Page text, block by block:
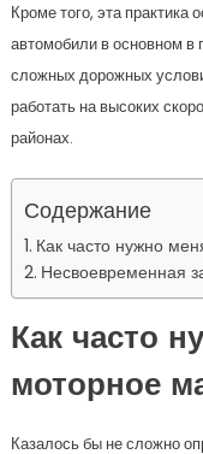
Кроме того, эта практика
автомобили в основном в
сложных дорожных
работать на высоких
районах.
Содержание
Как часто нужно
Несвоевременная
Как часто
моторное
Казалось бы не сложно